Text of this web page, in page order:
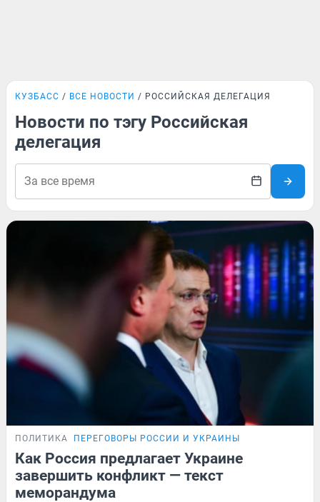
КУЗБАСС ВСЕ НОВОСТИ РОССИЙСКАЯ ДЕЛЕГАЦИЯ
Новости по тэгу Российская
делегация
ПОЛИТИКА ПЕРЕГОВОРЫ РОССИИ И УКРАИНЫ
Как Россия предлагает Украине
завершить конфликт — текст
меморандума